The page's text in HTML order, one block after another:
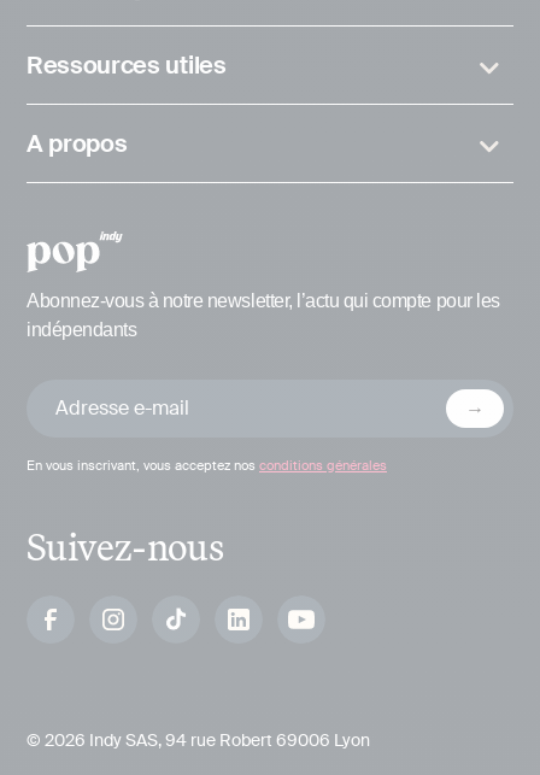
Ressources utiles
A propos
Abonnez-vous à notre newsletter, l’actu qui compte pour les
indépendants
En vous inscrivant, vous acceptez nos conditions générales
Suivez-nous
© 2026 Indy SAS, 94 rue Robert 69006 Lyon